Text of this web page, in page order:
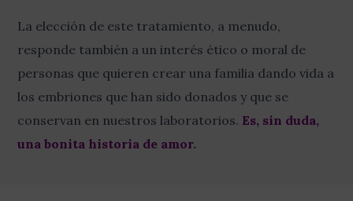
La elección de este tratamiento, a menudo,
responde también a un interés ético o moral de
personas que quieren crear una familia dando vida a
los embriones que han sido donados y que se
conservan en nuestros laboratorios. Es, sin duda,
una bonita historia de amor.